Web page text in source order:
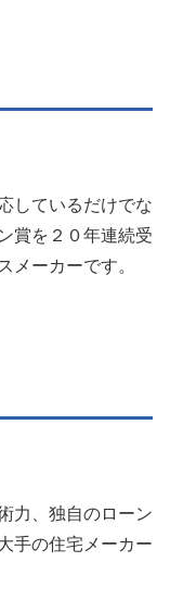
しているだけでな
賞を２０年連続受
メーカーです。
力、独自のローン
手の住宅メーカー